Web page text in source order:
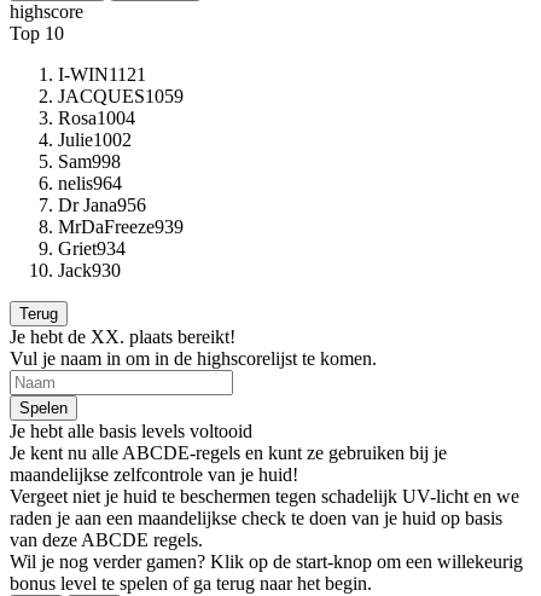
highscore
Top 10
I-WIN1121
JACQUES1059
Rosa1004
Julie1002
Sam998
nelis964
Dr Jana956
MrDaFreeze939
Griet934
Jack930
Terug
Je hebt de XX. plaats bereikt!
Vul je naam in om in de highscorelijst te komen.
Spelen
Je hebt alle basis levels voltooid
Je kent nu alle ABCDE-regels en kunt ze gebruiken bij je
maandelijkse zelfcontrole van je huid!
Vergeet niet je huid te beschermen tegen schadelijk UV-licht en we
raden je aan een maandelijkse check te doen van je huid op basis
van deze ABCDE regels.
Wil je nog verder gamen? Klik op de start-knop om een ​​willekeurig
bonus level te spelen of ga terug naar het begin.